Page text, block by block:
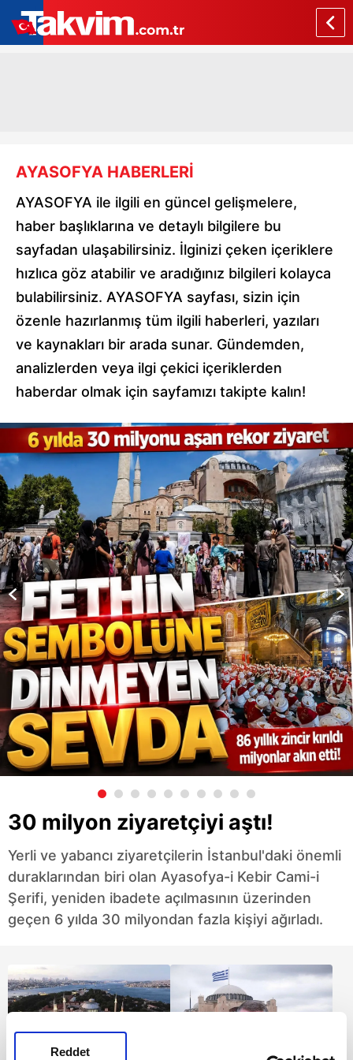
Reddet
AYASOFYA HABERLERİ
AYASOFYA ile ilgili en güncel gelişmelere,
haber başlıklarına ve detaylı bilgilere bu
sayfadan ulaşabilirsiniz. İlginizi çeken içeriklere
hızlıca göz atabilir ve aradığınız bilgileri kolayca
bulabilirsiniz. AYASOFYA sayfası, sizin için
özenle hazırlanmış tüm ilgili haberleri, yazıları
ve kaynakları bir arada sunar. Gündemden,
analizlerden veya ilgi çekici içeriklerden
haberdar olmak için sayfamızı takipte kalın!
30 milyon ziyaretçiyi aştı!
Yerli ve yabancı ziyaretçilerin İstanbul'daki önemli
duraklarından biri olan Ayasofya-i Kebir Cami-i
Şerifi, yeniden ibadete açılmasının üzerinden
geçen 6 yılda 30 milyondan fazla kişiyi ağırladı.